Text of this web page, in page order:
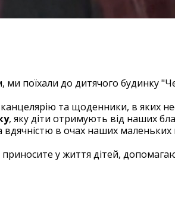
поїхали до дитячого будинку
та щоденники, в яких
, яку діти отримують від наших
в очах наших маленьких
у життя дітей,